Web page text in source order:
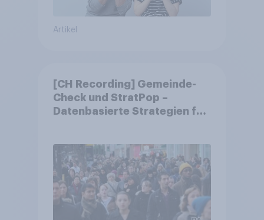
Artikel
[CH Recording] Gemeinde-
Check und StratPop –
Datenbasierte Strategien für